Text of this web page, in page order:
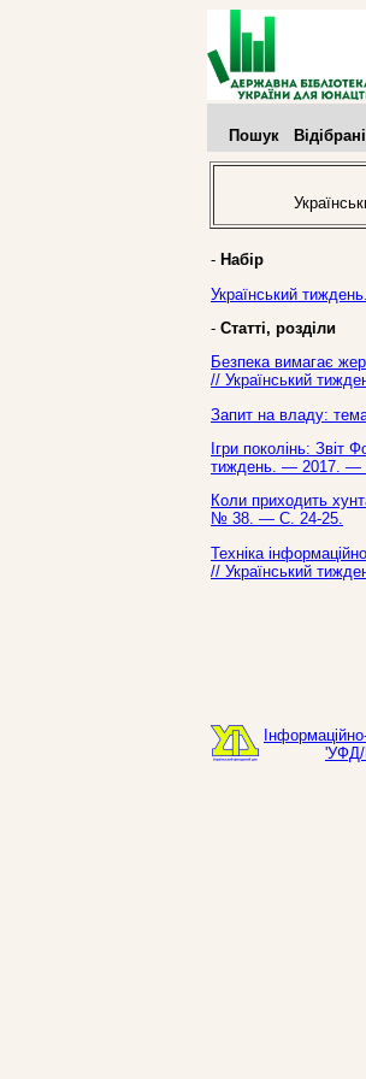
Пошук Відібрані
- Набір
Український тиждень.
- Статті, розділи
Безпека вимагає
// Український
Запит на владу:
Ігри поколінь:
тиждень. — 2017. —
Коли приходить
№ 38. — С. 24-25.
Техніка
// Український
'УФД/